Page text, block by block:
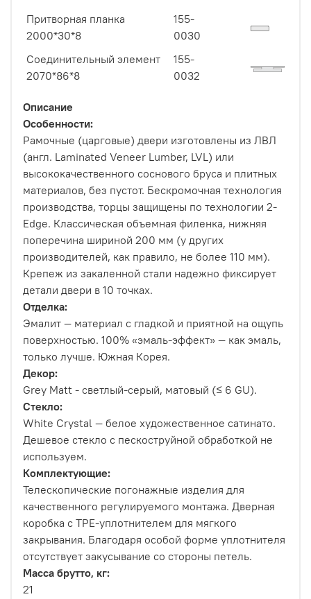
Притворная планка
2000*30*8
155-
0030
Соединительный элемент
2070*86*8
155-
0032
Описание
Особенности:
Рамочные (царговые) двери изготовлены из ЛВЛ
(англ. Laminated Veneer Lumber, LVL) или
высококачественного соснового бруса и плитных
материалов, без пустот. Бескромочная технология
производства, торцы защищены по технологии 2-
Edge. Классическая объемная филенка, нижняя
поперечина шириной 200 мм (у других
производителей, как правило, не более 110 мм).
Крепеж из закаленной стали надежно фиксирует
детали двери в 10 точках.
Отделка:
Эмалит — материал с гладкой и приятной на ощупь
поверхностью. 100% «эмаль-эффект» — как эмаль,
только лучше. Южная Корея.
Декор:
Grey Matt - светлый-серый, матовый (≤ 6 GU).
Стекло:
White Сrystal — белое художественное сатинато.
Дешевое стекло с пескоструйной обработкой не
используем.
Комплектующие:
Телескопические погонажные изделия для
качественного регулируемого монтажа. Дверная
коробка с TPE-уплотнителем для мягкого
закрывания. Благодаря особой форме уплотнителя
отсутствует закусывание со стороны петель.
Масса брутто, кг:
21